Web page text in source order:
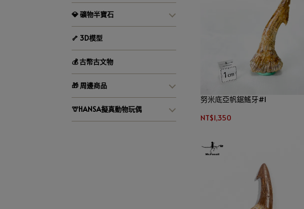
💎 礦物半寶石
🦴 3D模型
💰 古幣古文物
🎁 周邊商品
🦒HANSA擬真動物玩偶
努米底亞帆鋸鰩牙#1
NT$1,350